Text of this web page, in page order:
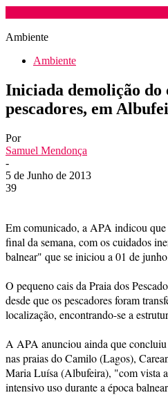
Ambiente
Ambiente
Iniciada demolição do
pescadores, em
Por
Samuel Mendonça
-
5 de Junho de 2013
39
Em comunicado, a APA indicou
final da semana, com os cuidados
balnear" que se iniciou a 01 de
O pequeno cais da Praia dos
desde que os pescadores foram
localização, encontrando-se a
A APA anunciou ainda que
nas praias do Camilo (Lagos),
Maria Luísa (Albufeira), "com vista
intensivo uso durante a época